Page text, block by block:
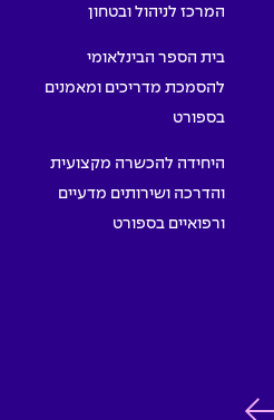
המרכז לניהול ובטחון
בית הספר הבינלאומי
להסמכת מדריכים ומאמנים
בספורט
היחידה להכשרה מקצועית
והדרכה ושירותים מדעיים
ורפואיים בספורט